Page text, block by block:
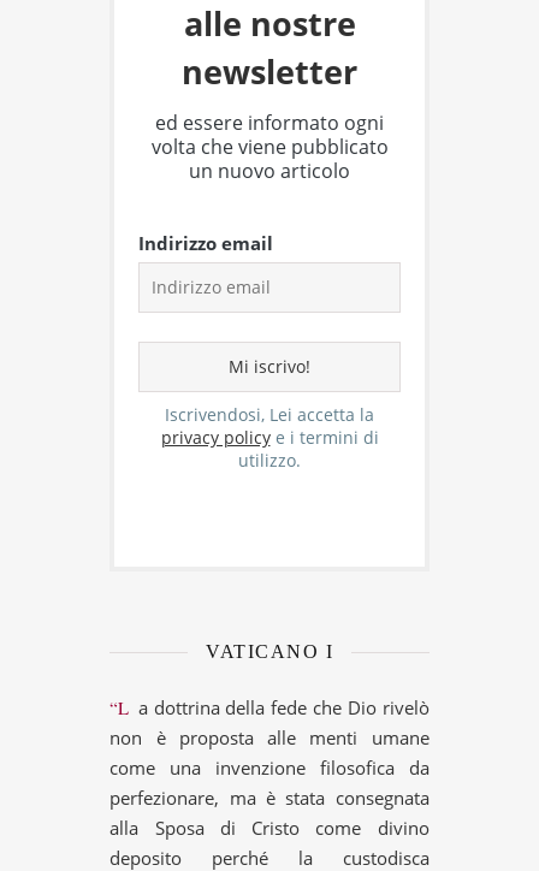
alle nostre
newsletter
ed essere informato ogni
volta che viene pubblicato
un nuovo articolo
Indirizzo email
Iscrivendosi, Lei accetta la
privacy policye i termini di
utilizzo.
VATICANO I
“La dottrina della fede che Dio rivelò
non è proposta alle menti umane
come una invenzione filosofica da
perfezionare, ma è stata consegnata
alla Sposa di Cristo come divino
deposito perché la custodisca